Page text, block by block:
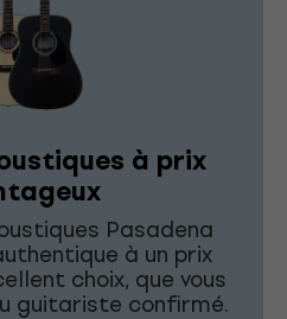
à prix
Pasadena
à un prix
choix, que vous
guitariste confirmé.